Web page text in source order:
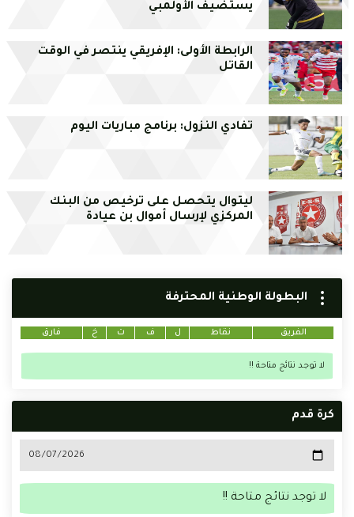
يستضيف الأولمبي
الرابطة الأولى: الإفريقي ينتصر في الوقت
القاتل
تفادي النزول: برنامج مباريات اليوم
ليتوال يتحصل على ترخيص من البنك
المركزي لإرسال أموال بن عيادة
البطولة الوطنية المحترفة
الفريق نقاط ل ف ت خ فارق
لا توجد نتائج متاحة !!
كرة قدم
لا توجد نتائج متاحة !!